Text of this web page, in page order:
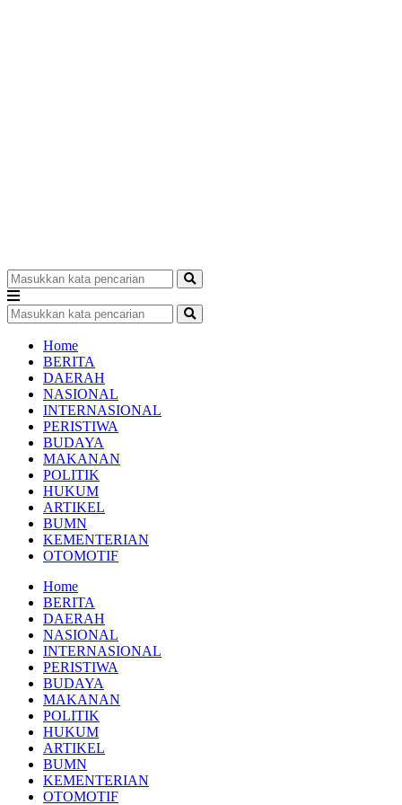
Home
BERITA
DAERAH
NASIONAL
INTERNASIONAL
PERISTIWA
BUDAYA
MAKANAN
POLITIK
HUKUM
ARTIKEL
BUMN
KEMENTERIAN
OTOMOTIF
Home
BERITA
DAERAH
NASIONAL
INTERNASIONAL
PERISTIWA
BUDAYA
MAKANAN
POLITIK
HUKUM
ARTIKEL
BUMN
KEMENTERIAN
OTOMOTIF